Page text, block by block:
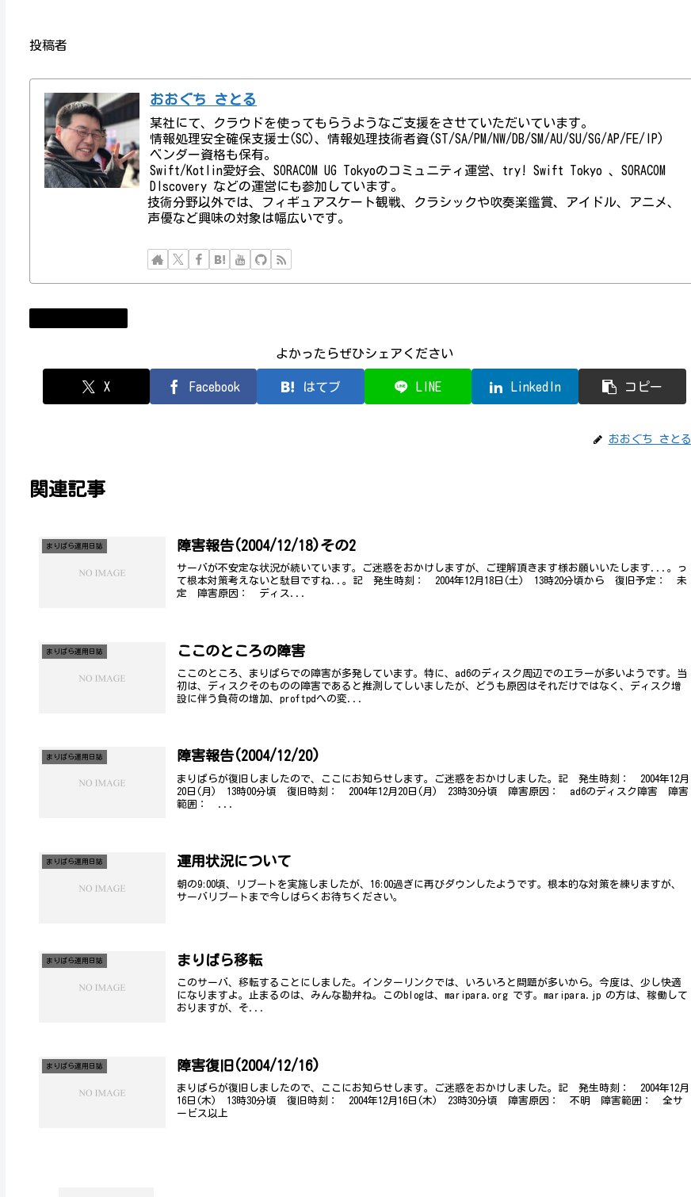
投稿者
おおぐち さとる
某社にて、クラウドを使ってもらうようなご支援をさせていただいています。
情報処理安全確保支援士(SC)、情報処理技術者資(ST/SA/PM/NW/DB/SM/AU/SU/SG/AP/FE/IP)
ベンダー資格も保有。
Swift/Kotlin愛好会、SORACOM UG Tokyoのコミュニティ運営、try! Swift Tokyo 、SORACOM
DIscovery などの運営にも参加しています。
技術分野以外では、フィギュアスケート観戦、クラシックや吹奏楽鑑賞、アイドル、アニメ、
声優など興味の対象は幅広いです。
よかったらぜひシェアください
X Facebook はてブ LINE LinkedIn コピー
おおぐち さとる
関連記事
まりぱら運用日誌 障害報告(2004/12/18)その2
サーバが不安定な状況が続いています。ご迷惑をおかけしますが、ご理解頂きます様お願いいたします...。っ
て根本対策考えないと駄目ですね..。記 発生時刻： 2004年12月18日(土) 13時20分頃から 復旧予定： 未
定 障害原因： ディス...
まりぱら運用日誌 ここのところの障害
ここのところ、まりぱらでの障害が多発しています。特に、ad6のディスク周辺でのエラーが多いようです。当
初は、ディスクそのものの障害であると推測してしいましたが、どうも原因はそれだけではなく、ディスク増
設に伴う負荷の増加、proftpdへの変...
まりぱら運用日誌 障害報告(2004/12/20)
まりぱらが復旧しましたので、ここにお知らせします。ご迷惑をおかけしました。記 発生時刻： 2004年12月
20日(月) 13時00分頃 復旧時刻： 2004年12月20日(月) 23時30分頃 障害原因： ad6のディスク障害 障害
範囲： ...
まりぱら運用日誌 運用状況について
朝の9:00頃、リブートを実施しましたが、16:00過ぎに再びダウンしたようです。根本的な対策を練りますが、
サーバリブートまで今しばらくお待ちください。
まりぱら運用日誌 まりばら移転
このサーバ、移転することにしました。インターリンクでは、いろいろと問題が多いから。今度は、少し快適
になりますよ。止まるのは、みんな勘弁ね。このblogは、maripara.org です。maripara.jp の方は、稼働して
おりますが、そ...
まりぱら運用日誌 障害復旧(2004/12/16)
まりぱらが復旧しましたので、ここにお知らせします。ご迷惑をおかけしました。記 発生時刻： 2004年12月
16日(木) 13時30分頃 復旧時刻： 2004年12月16日(木) 23時30分頃 障害原因： 不明 障害範囲： 全サ
ービス以上